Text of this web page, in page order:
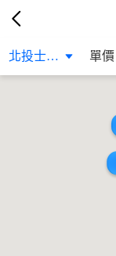
北投士林科技... 單價